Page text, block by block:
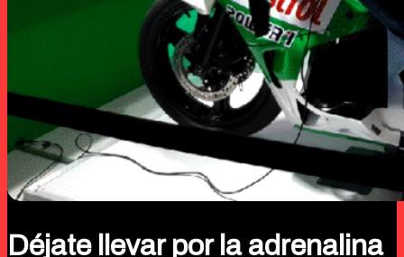
Déjate llevar por la adrenalina